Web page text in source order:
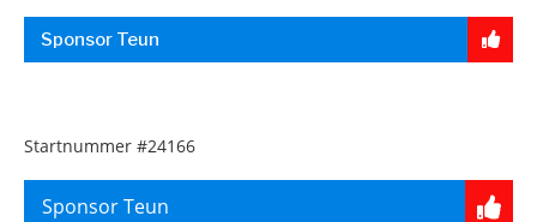
Sponsor Teun
Startnummer #24166
Sponsor Teun